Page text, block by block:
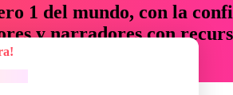
1 del mundo, con la
y narradores con
tiempo y presupuesto.